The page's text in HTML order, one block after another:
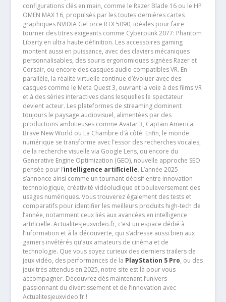
configurations clés en main, comme le Razer Blade 16 ou le HP
OMEN MAX 16, propulsés par les toutes dernières cartes
graphiques NVIDIA GeForce RTX 5090, idéales pour faire
tourner des titres exigeants comme Cyberpunk 2077: Phantom
Liberty en ultra haute définition. Les accessoires gaming
montent aussi en puissance, avec des claviers mécaniques
personnalisables, des souris ergonomiques signées Razer et
Corsair, ou encore des casques audio compatibles VR. En
parallèle, la réalité virtuelle continue d’évoluer avec des
casques comme le Meta Quest 3, ouvrant la voie à des films VR
et à des séries interactives dans lesquelles le spectateur
devient acteur. Les plateformes de streaming dominent
toujours le paysage audiovisuel, alimentées par des
productions ambitieuses comme Avatar 3, Captain America:
Brave New World ou La Chambre d’à côté. Enfin, le monde
numérique se transforme avec l’essor des recherches vocales,
de la recherche visuelle via Google Lens, ou encore du
Generative Engine Optimization (GEO), nouvelle approche SEO
pensée pour l’intelligence artificielle. L’année 2025
s’annonce ainsi comme un tournant décisif entre innovation
technologique, créativité vidéoludique et bouleversement des
usages numériques. Vous trouverez également des tests et
comparatifs pour identifier les meilleurs produits high-tech de
l’année, notamment ceux liés aux avancées en intelligence
artificielle. Actualitesjeuxvideo.fr, c’est un espace dédié à
l’information et à la découverte, qui s’adresse aussi bien aux
gamers invétérés qu’aux amateurs de cinéma et de
technologie. Que vous soyez curieux des derniers trailers de
jeux vidéo, des performances de la PlayStation 5 Pro, ou des
jeux très attendus en 2025, notre site est là pour vous
accompagner. Découvrez dès maintenant l’univers
passionnant du divertissement et de l’innovation avec
Actualitesjeuxvideo.fr !